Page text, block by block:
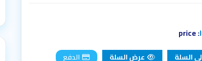
price :
السلة عرض السلة الدفع